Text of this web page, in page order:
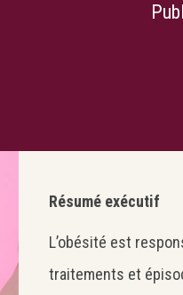
Résumé exécutif
L’obésité est
traitements et